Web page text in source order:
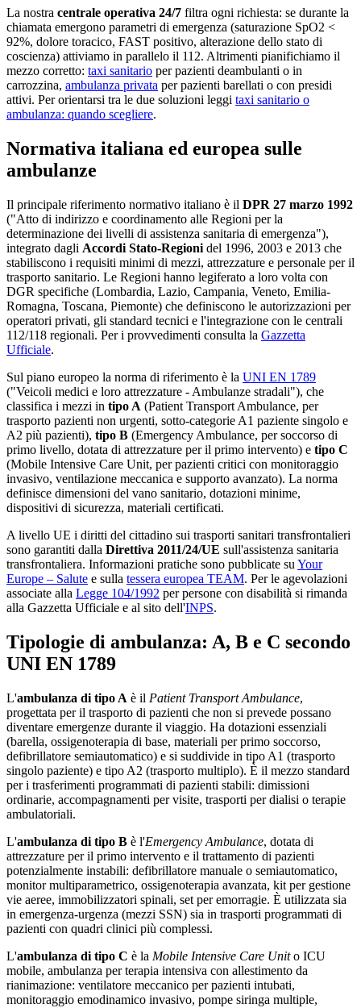
La nostra centrale operativa 24/7 filtra ogni richiesta: se durante la
chiamata emergono parametri di emergenza (saturazione SpO2 <
92%, dolore toracico, FAST positivo, alterazione dello stato di
coscienza) attiviamo in parallelo il 112. Altrimenti pianifichiamo il
mezzo corretto: taxi sanitario per pazienti deambulanti o in
carrozzina, ambulanza privata per pazienti barellati o con presidi
attivi. Per orientarsi tra le due soluzioni leggi taxi sanitario o
ambulanza: quando scegliere.
Normativa italiana ed europea sulle
ambulanze
Il principale riferimento normativo italiano è il DPR 27 marzo 1992
("Atto di indirizzo e coordinamento alle Regioni per la
determinazione dei livelli di assistenza sanitaria di emergenza"),
integrato dagli Accordi Stato-Regioni del 1996, 2003 e 2013 che
stabiliscono i requisiti minimi di mezzi, attrezzature e personale per il
trasporto sanitario. Le Regioni hanno legiferato a loro volta con
DGR specifiche (Lombardia, Lazio, Campania, Veneto, Emilia-
Romagna, Toscana, Piemonte) che definiscono le autorizzazioni per
operatori privati, gli standard tecnici e l'integrazione con le centrali
112/118 regionali. Per i provvedimenti consulta la Gazzetta
Ufficiale.
Sul piano europeo la norma di riferimento è la UNI EN 1789
("Veicoli medici e loro attrezzature - Ambulanze stradali"), che
classifica i mezzi in tipo A (Patient Transport Ambulance, per
trasporto pazienti non urgenti, sotto-categorie A1 paziente singolo e
A2 più pazienti), tipo B (Emergency Ambulance, per soccorso di
primo livello, dotata di attrezzature per il primo intervento) e tipo C
(Mobile Intensive Care Unit, per pazienti critici con monitoraggio
invasivo, ventilazione meccanica e supporto avanzato). La norma
definisce dimensioni del vano sanitario, dotazioni minime,
dispositivi di sicurezza, materiali certificati.
A livello UE i diritti del cittadino sui trasporti sanitari transfrontalieri
sono garantiti dalla Direttiva 2011/24/UE sull'assistenza sanitaria
transfrontaliera. Informazioni pratiche sono pubblicate su Your
Europe – Salute e sulla tessera europea TEAM. Per le agevolazioni
associate alla Legge 104/1992 per persone con disabilità si rimanda
alla Gazzetta Ufficiale e al sito dell'INPS.
Tipologie di ambulanza: A, B e C secondo
UNI EN 1789
L'ambulanza di tipo A è il Patient Transport Ambulance,
progettata per il trasporto di pazienti che non si prevede possano
diventare emergenze durante il viaggio. Ha dotazioni essenziali
(barella, ossigenoterapia di base, materiali per primo soccorso,
defibrillatore semiautomatico) e si suddivide in tipo A1 (trasporto
singolo paziente) e tipo A2 (trasporto multiplo). È il mezzo standard
per i trasferimenti programmati di pazienti stabili: dimissioni
ordinarie, accompagnamenti per visite, trasporti per dialisi o terapie
ambulatoriali.
L'ambulanza di tipo B è l'Emergency Ambulance, dotata di
attrezzature per il primo intervento e il trattamento di pazienti
potenzialmente instabili: defibrillatore manuale o semiautomatico,
monitor multiparametrico, ossigenoterapia avanzata, kit per gestione
vie aeree, immobilizzatori spinali, set per emorragie. È utilizzata sia
in emergenza-urgenza (mezzi SSN) sia in trasporti programmati di
pazienti con quadri clinici più complessi.
L'ambulanza di tipo C è la Mobile Intensive Care Unito ICU
mobile, ambulanza per terapia intensiva con allestimento da
rianimazione: ventilatore meccanico per pazienti intubati,
monitoraggio emodinamico invasivo, pompe siringa multiple,